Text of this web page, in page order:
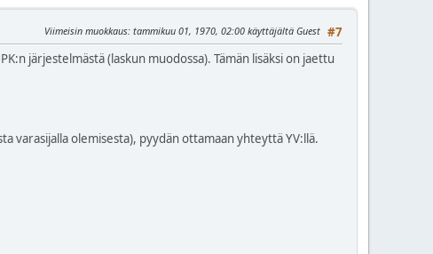
#7
Viimeisin muokkaus: tammikuu 01, 1970, 02:00 käyttäjältä Guest
järjestelmästä (laskun muodossa). Tämän lisäksi on jaettu
varasijalla olemisesta), pyydän ottamaan yhteyttä YV:llä.